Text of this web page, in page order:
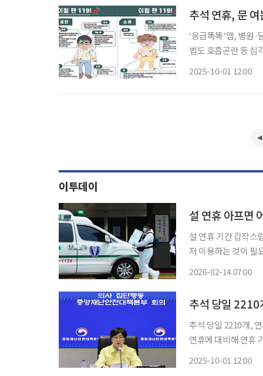
추석 연휴, 문
‘응급똑똑’앱, 병원
법도 호흡곤란 등 심각한 증상 때는
2025-10-01 12:00
이투데이
설 연휴 아프면
설 연휴 기간 갑작스
저 이용하는 것이 필
2026-02-14 07:00
추석 당일 2210
추석 당일 2210개, 연휴 기
연휴에 대비해 연휴
2025-10-01 12:00